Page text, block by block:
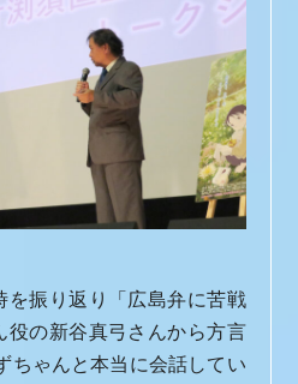
を振り返り「広島弁に苦戦
役の新谷真弓さんから方言
ちゃんと本当に会話してい